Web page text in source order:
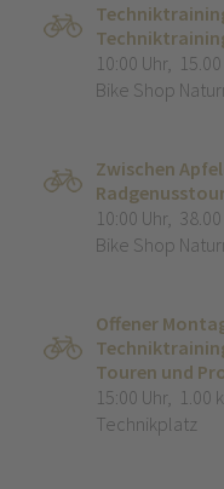
10:00 Uhr,
Bike Shop
Zwischen
10:00 Uhr,
Bike Shop
Offener
Touren und
15:00 Uhr, 1.00
Technikplatz